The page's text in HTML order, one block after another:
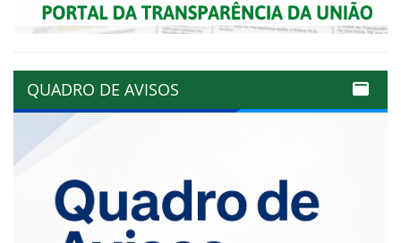
QUADRO DE AVISOS